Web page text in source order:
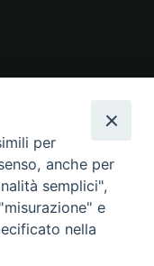
per
anche per
semplici",
e
nella